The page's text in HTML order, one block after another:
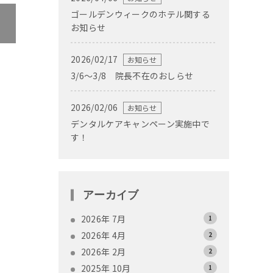
ゴールデンウィークのホテル関する
お知らせ
2026/02/17 お知らせ
3/6～3/8 院長不在のおしらせ
2026/02/06 お知らせ
デンタルケアキャンペーン実施中で
す！
アーカイブ
2026年 7月 1
2026年 4月 2
2026年 2月 2
2025年 10月 1